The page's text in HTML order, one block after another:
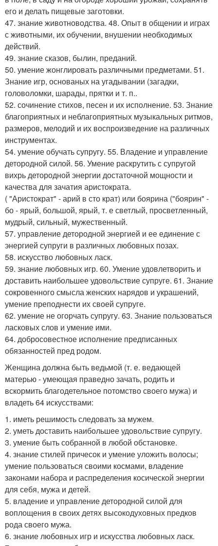
его и делать пищевые заготовки.
47. знание животноводства. 48. Опыт в общении и играх
с животными, их обучении, внушении необходимых
действий.
49. знание сказов, былин, преданий.
50. умение жонглировать различными предметами. 51.
Знание игр, основаных на угадывании (загадки,
головоломки, шарады, прятки и т. п..
52. сочинение стихов, песен и их исполнение. 53. Знание
благоприятных и неблагоприятных музыкальных ритмов,
размеров, мелодий и их воспроизведение на различных
инструментах.
54. умение обучать супругу. 55. Владение и управление
детородной силой. 56. Умение раскрутить с супругой
вихрь детородной энергии достаточной мощности и
качества для зачатия аристократа.
( "Аристократ" - арий в сто крат) или боярина ("боярин" -
бо - ярый, большой, ярый, т. е светлый, просветленный,
мудрый, сильный, мужественный.
57. управление детородной энергией и ее единение с
энергией супруги в различных любовных позах.
58. искусство любовных ласк.
59. знание любовных игр. 60. Умение удовлетворить и
доставить наибольшее удовольствие супруге. 61. Знание
сокровенного смысла женских нарядов и украшений,
умение преподнести их своей супруге.
62. умение не огорчать супругу. 63. Знание пользоваться
ласковых слов и умение ими.
64. добросовестное исполнение предписанных
обязанностей пред родом.
Женщина должна быть ведьмой (т. е. ведающей
матерью - умеющая праведно зачать, родить и
вскормить благодетельное потомство своего мужа) и
владеть 64 искусствами:
1. иметь решимость следовать за мужем.
2. уметь доставить наибольшее удовольствие супругу.
3. умение быть собранной в любой обстановке.
4. знание стилей причесок и умение уложить волосы;
умение пользоваться своими космами, владение
законами набора и распределения косической энергии
для себя, мужа и детей.
5. владение и управление детородной силой для
воплощения в своих детях высокодуховных предков
рода своего мужа.
6. знание любовных игр и искусства любовных ласк.